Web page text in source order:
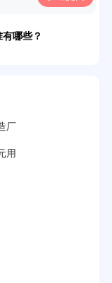
温度多少？
哪些？
多少钱？
什么材料？
间是多久？
厂
用